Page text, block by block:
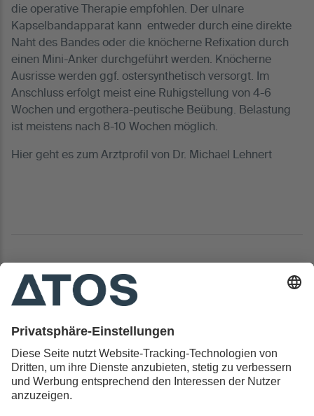
die operative Therapie empfohlen. Der ulnare
Kapselbandapparat kann entweder durch eine direkte
Naht des Bandes oder die knöcherne Refixation durch
einen Mini-Anker durchgeführt werden. Knöcherne
Ausrisse werden ggf. ostersynthetisch versorgt. Im
Anschluss erfolgt meist eine Ruhigstellung von 4-6
Wochen und ergothera-peutische Beübung. Belastung
ist meistens nach 8-10 Wochen möglich.
Hier geht es zum Arztprofil von Dr. Michael Lehnert